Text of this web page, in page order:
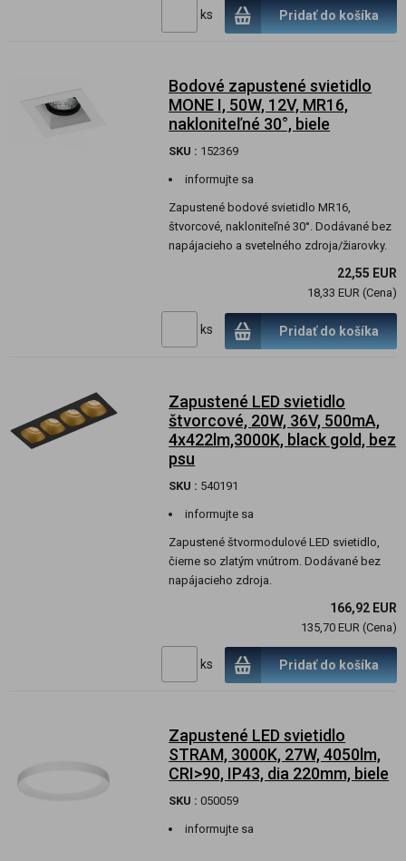
ks Pridať do košíka
Bodové zapustené svietidlo
MONE I, 50W, 12V, MR16,
nakloniteľné 30°, biele
SKU : 152369
informujte sa
Zapustené bodové svietidlo MR16,
štvorcové, nakloniteľné 30°. Dodávané bez
napájacieho a svetelného zdroja/žiarovky.
22,55 EUR
18,33 EUR (Cena)
ks Pridať do košíka
Zapustené LED svietidlo
štvorcové, 20W, 36V, 500mA,
4x422lm,3000K, black gold, bez
psu
SKU : 540191
informujte sa
Zapustené štvormodulové LED svietidlo,
čierne so zlatým vnútrom. Dodávané bez
napájacieho zdroja.
166,92 EUR
135,70 EUR (Cena)
ks Pridať do košíka
Zapustené LED svietidlo
STRAM, 3000K, 27W, 4050lm,
CRI>90, IP43, dia 220mm, biele
SKU : 050059
informujte sa